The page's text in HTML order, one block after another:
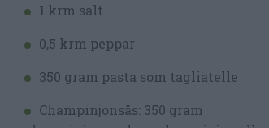
1 krm salt
0,5 krm peppar
350 gram pasta som tagliatelle
Champinjonsås: 350 gram